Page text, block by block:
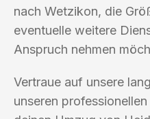
nach Wetzikon, die
eventuelle weitere
Anspruch nehmen
Vertraue auf unsere
unseren